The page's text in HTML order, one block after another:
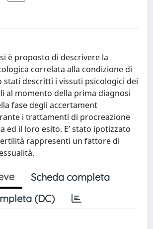
è proposto di descrivere la
correlata alla condizione di
stati descritti i vissuti psicologici dei
al momento della prima diagnosi
fase degli accertament
i trattamenti di procreazione
ed il loro esito. E’ stato ipotizzato
rappresenti un fattore di
Scheda completa
(DC)